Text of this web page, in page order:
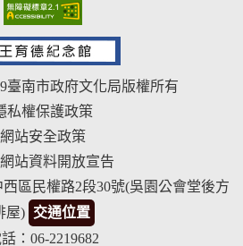
臺南市政府文化局版權所有
私權保護政策
網站安全政策
站資料開放宣告
區民權路2段30號(吳園公會堂後方
屋) 交通位置
：06-2219682